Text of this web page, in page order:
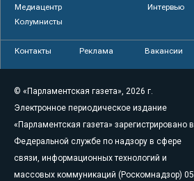
Медиацентр
Интервью
Колумнисты
Контакты Реклама Вакансии
© «Парламентская газета», 2026 г.
Электронное периодическое издание
«Парламентская газета» зарегистрировано в
Федеральной службе по надзору в сфере
связи, информационных технологий и
массовых коммуникаций (Роскомнадзор) 05